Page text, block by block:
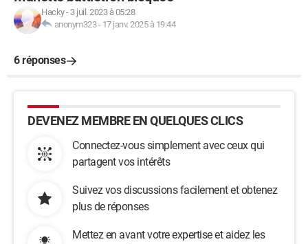
Hacky- 3 juil. 2023 à 05:28
anonym323- 17 janv. 2025 à 19:44
6 réponses
DEVENEZ MEMBRE EN QUELQUES CLICS
Connectez-vous simplement avec ceux qui
partagent vos intérêts
Suivez vos discussions facilement et obtenez
plus de réponses
Mettez en avant votre expertise et aidez les